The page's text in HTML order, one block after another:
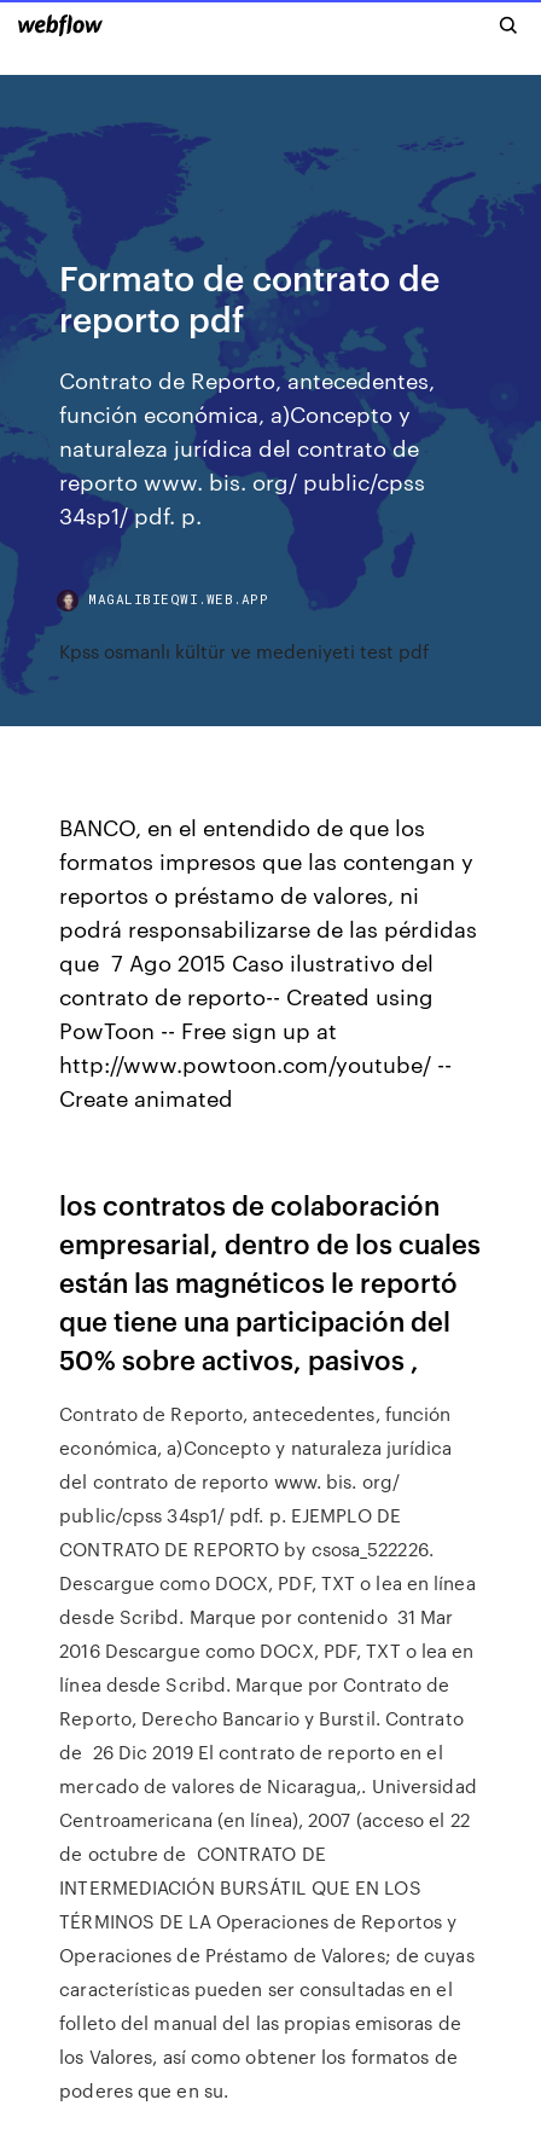
Formato de contrato de
reporto pdf
Contrato de Reporto, antecedentes,
función económica, a)Concepto y
naturaleza jurídica del contrato de
reporto www. bis. org/ public/cpss
34sp1/ pdf. p.
MAGALIBIEQWI.WEB.APP
Kpss osmanlı kültür ve medeniyeti test pdf
BANCO, en el entendido de que los
formatos impresos que las contengan y
reportos o préstamo de valores, ni
podrá responsabilizarse de las pérdidas
que 7 Ago 2015 Caso ilustrativo del
contrato de reporto-- Created using
PowToon -- Free sign up at
http://www.powtoon.com/youtube/ --
Create animated
los contratos de colaboración
empresarial, dentro de los cuales
están las magnéticos le reportó
que tiene una participación del
50% sobre activos, pasivos ,
Contrato de Reporto, antecedentes, función
económica, a)Concepto y naturaleza jurídica
del contrato de reporto www. bis. org/
public/cpss 34sp1/ pdf. p. EJEMPLO DE
CONTRATO DE REPORTO by csosa_522226.
Descargue como DOCX, PDF, TXT o lea en línea
desde Scribd. Marque por contenido 31 Mar
2016 Descargue como DOCX, PDF, TXT o lea en
línea desde Scribd. Marque por Contrato de
Reporto, Derecho Bancario y Burstil. Contrato
de 26 Dic 2019 El contrato de reporto en el
mercado de valores de Nicaragua,. Universidad
Centroamericana (en línea), 2007 (acceso el 22
de octubre de CONTRATO DE
INTERMEDIACIÓN BURSÁTIL QUE EN LOS
TÉRMINOS DE LA Operaciones de Reportos y
Operaciones de Préstamo de Valores; de cuyas
características pueden ser consultadas en el
folleto del manual del las propias emisoras de
los Valores, así como obtener los formatos de
poderes que en su.